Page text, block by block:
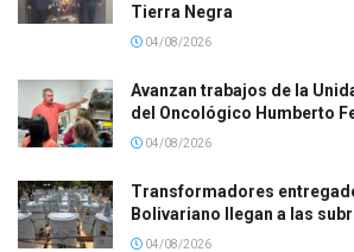
Tierra Negra
04/08/2026
Avanzan trabajos de la
del Oncológico Humberto
04/08/2026
Transformadores
Bolivariano llegan a las
04/08/2026